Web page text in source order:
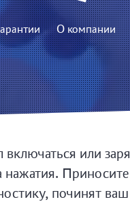
О компании
или
нажатия. Приносите
починят